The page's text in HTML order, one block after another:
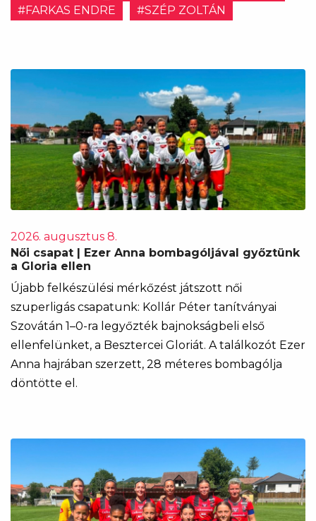
#FARKAS ENDRE
#SZÉP ZOLTÁN
2026. augusztus 8.
Női csapat | Ezer Anna bombagóljával győztünk
a Gloria ellen
Újabb felkészülési mérkőzést játszott női
szuperligás csapatunk: Kollár Péter tanítványai
Szovátán 1–0-ra legyőzték bajnokságbeli első
ellenfelünket, a Besztercei Gloriát. A találkozót Ezer
Anna hajrában szerzett, 28 méteres bombagólja
döntötte el.